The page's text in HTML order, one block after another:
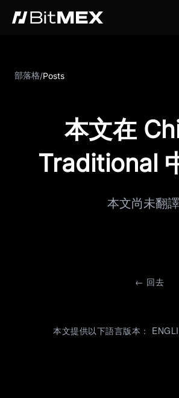
部落格/Posts
本文在
Traditional
本文尚未翻譯
← 回去
本文提供以下語言版本：